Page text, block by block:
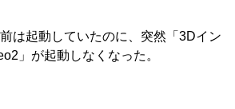
は起動していたのに、突然「3Dイン
」が起動しなくなった。